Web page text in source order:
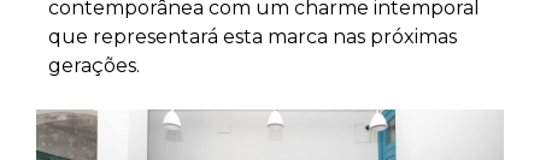
contemporânea com um charme intemporal
que representará esta marca nas próximas
gerações.